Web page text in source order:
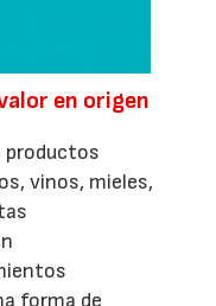
en origen
productos
vinos, mieles,
forma de